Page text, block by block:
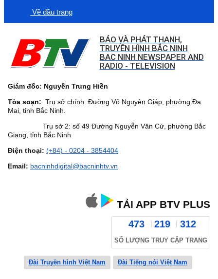
Về đầu trang
BÁO VÀ PHÁT THANH,
TRUYỀN HÌNH BẮC NINH
BAC NINH NEWSPAPER AND
RADIO - TELEVISION
Giám đốc: Nguyễn Trung Hiền
Tòa soạn: Trụ sở chính: Đường Võ Nguyên Giáp, phường Đa
Mai, tỉnh Bắc Ninh.
Trụ sở 2: số 49 Đường Nguyễn Văn Cừ, phường Bắc
Giang, tỉnh Bắc Ninh
Điện thoại: (+84) - 0204 - 3854404
Email: bacninhdigital@bacninhtv.vn
TẢI APP BTV PLUS
473 219 312
SỐ LƯỢNG TRUY CẬP TRANG
Đài Truyền hình Việt Nam Đài Tiếng nói Việt Nam